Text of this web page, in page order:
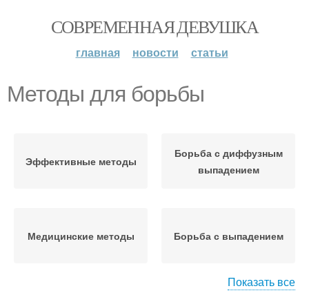
СОВРЕМЕННАЯ ДЕВУШКА
главная новости статьи
Методы для борьбы
Эффективные методы
Борьба с диффузным
выпадением
Медицинские методы Борьба с выпадением
Показать все